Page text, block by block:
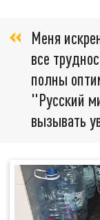
Меня
все
полны
"Русский
вызывать